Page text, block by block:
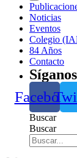
Noticias
Eventos
Colegio
84 Años
Contacto
Síganos
Facebook
Buscar
Buscar